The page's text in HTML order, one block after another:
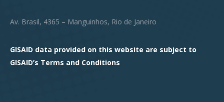
Av. Brasil, 4365 – Manguinhos, Rio de Janeiro
GISAID data provided on this website are subject to
GISAID’s Terms and Conditions